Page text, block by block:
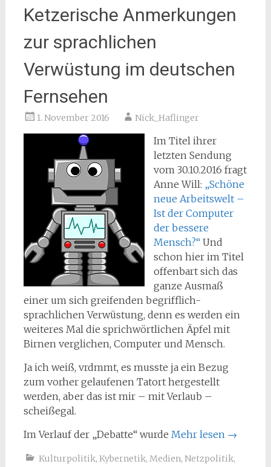
Ketzerische Anmerkungen
zur sprachlichen
Verwüstung im deutschen
Fernsehen
1. November 2016 Nick_Haflinger
Im Titel ihrer
letzten Sendung
vom 30.10.2016 fragt
Anne Will: „Schöne
neue Arbeitswelt –
Ist der Computer
der bessere
Mensch?“Und
schon hier im Titel
offenbart sich das
ganze Ausmaß
einer um sich greifenden begrifflich-
sprachlichen Verwüstung, denn es werden ein
weiteres Mal die sprichwörtlichen Äpfel mit
Birnen verglichen, Computer und Mensch.
Ja ich weiß, vrdmmt, es musste ja ein Bezug
zum vorher gelaufenen Tatort hergestellt
werden, aber das ist mir – mit Verlaub –
scheißegal.
Im Verlauf der „Debatte“ wurde Mehr lesen →
Kulturpolitik, Kybernetik, Medien, Netzpolitik,